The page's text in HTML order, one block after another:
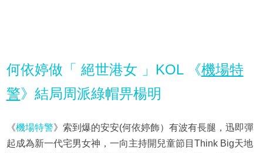
何依婷做「 絕世港女 」KOL 《機場特
警》結局周派綠帽畀楊明
《機場特警》索到爆的安安(何依婷飾）有波有長腿，迅即彈
起成為新一代宅男女神，一向主持開兒童節目Think Big天地